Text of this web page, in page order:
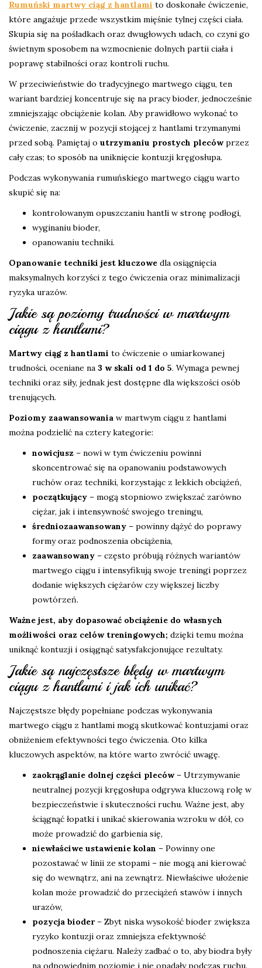
Rumuński martwy ciąg z hantlami to doskonałe ćwiczenie,
które angażuje przede wszystkim mięśnie tylnej części ciała.
Skupia się na pośladkach oraz dwugłowych udach, co czyni go
świetnym sposobem na wzmocnienie dolnych partii ciała i
poprawę stabilności oraz kontroli ruchu.
W przeciwieństwie do tradycyjnego martwego ciągu, ten
wariant bardziej koncentruje się na pracy bioder, jednocześnie
zmniejszając obciążenie kolan. Aby prawidłowo wykonać to
ćwiczenie, zacznij w pozycji stojącej z hantlami trzymanymi
przed sobą. Pamiętaj o utrzymaniu prostych plecówprzez
cały czas; to sposób na uniknięcie kontuzji kręgosłupa.
Podczas wykonywania rumuńskiego martwego ciągu warto
skupić się na:
kontrolowanym opuszczaniu hantli w stronę podłogi,
wyginaniu bioder,
opanowaniu techniki.
Opanowanie techniki jest kluczowe dla osiągnięcia
maksymalnych korzyści z tego ćwiczenia oraz minimalizacji
ryzyka urazów.
Jakie są poziomy trudności w martwym
ciągu z hantlami?
Martwy ciąg z hantlami to ćwiczenie o umiarkowanej
trudności, oceniane na 3 w skali od 1 do 5. Wymaga pewnej
techniki oraz siły, jednak jest dostępne dla większości osób
trenujących.
Poziomy zaawansowania w martwym ciągu z hantlami
można podzielić na cztery kategorie:
nowicjusz – nowi w tym ćwiczeniu powinni
skoncentrować się na opanowaniu podstawowych
ruchów oraz techniki, korzystając z lekkich obciążeń,
początkujący – mogą stopniowo zwiększać zarówno
ciężar, jak i intensywność swojego treningu,
średniozaawansowany – powinny dążyć do poprawy
formy oraz podnoszenia obciążenia,
zaawansowany – często próbują różnych wariantów
martwego ciągu i intensyfikują swoje treningi poprzez
dodanie większych ciężarów czy większej liczby
powtórzeń.
Ważne jest, aby dopasować obciążenie do własnych
możliwości oraz celów treningowych; dzięki temu można
uniknąć kontuzji i osiągnąć satysfakcjonujące rezultaty.
Jakie są najczęstsze błędy w martwym
ciągu z hantlami i jak ich unikać?
Najczęstsze błędy popełniane podczas wykonywania
martwego ciągu z hantlami mogą skutkować kontuzjami oraz
obniżeniem efektywności tego ćwiczenia. Oto kilka
kluczowych aspektów, na które warto zwrócić uwagę.
zaokrąglanie dolnej części pleców– Utrzymywanie
neutralnej pozycji kręgosłupa odgrywa kluczową rolę w
bezpieczeństwie i skuteczności ruchu. Ważne jest, aby
ściągnąć łopatki i unikać skierowania wzroku w dół, co
może prowadzić do garbienia się,
niewłaściwe ustawienie kolan – Powinny one
pozostawać w linii ze stopami – nie mogą ani kierować
się do wewnątrz, ani na zewnątrz. Niewłaściwe ułożenie
kolan może prowadzić do przeciążeń stawów i innych
urazów,
pozycja bioder– Zbyt niska wysokość bioder zwiększa
ryzyko kontuzji oraz zmniejsza efektywność
podnoszenia ciężaru. Należy zadbać o to, aby biodra były
na odpowiednim poziomie i nie opadały podczas ruchu.